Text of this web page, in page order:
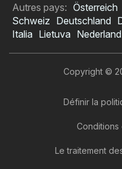
Catalogue
Autres pays: Österreich
Schweiz Deutschland
Italia Lietuva Nederland
Copyright ©
Définir la
Conditions
Le traitement